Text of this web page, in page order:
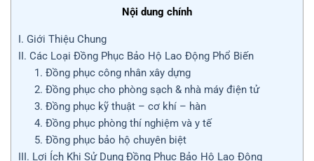
Nội dung chính
I. Giới Thiệu Chung
II. Các Loại Đồng Phục Bảo Hộ Lao Động Phổ Biến
1. Đồng phục công nhân xây dựng
2. Đồng phục cho phòng sạch & nhà máy điện tử
3. Đồng phục kỹ thuật – cơ khí – hàn
4. Đồng phục phòng thí nghiệm và y tế
5. Đồng phục bảo hộ chuyên biệt
III. Lợi Ích Khi Sử Dụng Đồng Phục Bảo Hộ Lao Động